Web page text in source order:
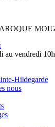
au vendredi
Hildegarde
nous